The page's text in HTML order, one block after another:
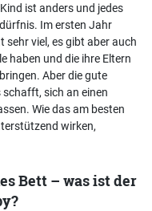
ist anders und jedes
Im ersten Jahr
sehr viel, es gibt aber auch
haben und die ihre Eltern
Aber die gute
schafft, sich an einen
Wie das am besten
wirken,
Bett – was ist der